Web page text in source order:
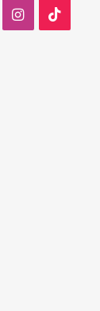
Instagram
TikTok